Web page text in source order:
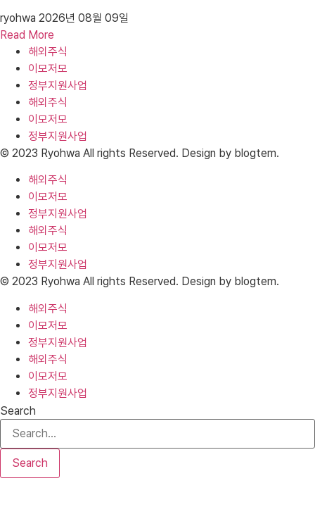
ryohwa 2026년 08월 09일
Read More
해외주식
이모저모
정부지원사업
해외주식
이모저모
정부지원사업
© 2023 Ryohwa All rights Reserved. Design by blogtem.
해외주식
이모저모
정부지원사업
해외주식
이모저모
정부지원사업
© 2023 Ryohwa All rights Reserved. Design by blogtem.
해외주식
이모저모
정부지원사업
해외주식
이모저모
정부지원사업
Search
Search